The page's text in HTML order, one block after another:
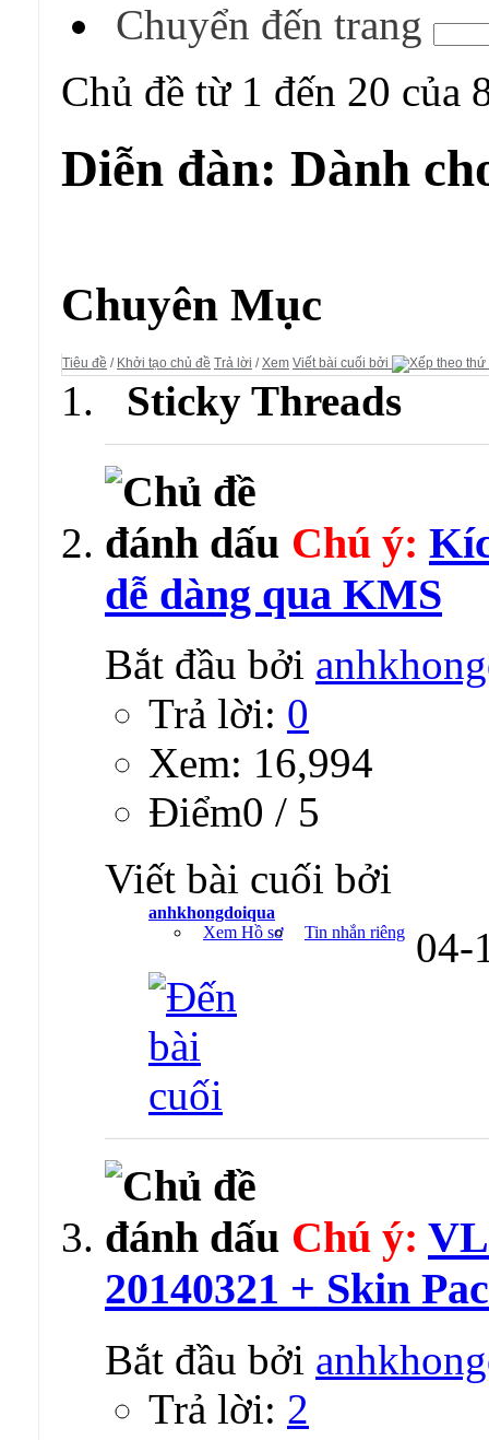
Chuyển đến trang
Chủ đề từ 1 đến 20 của
Diễn đàn: Dành
Chuyên Mục
Tiêu đề / Khởi tạo chủ đề Trả lời /Xem Viết bài cuối bởi
Sticky Threads
Chú ý:
dễ dàng qua KMS
Bắt đầu bởi
Trả lời: 0
Xem: 16,994
Ðiểm0 / 5
Viết bài cuối bởi
anhkhongdoiqua
Xem Hồ sơ
Tin nhắn riêng 04-
Chú ý:
20140321 + Skin
Bắt đầu bởi
Trả lời: 2